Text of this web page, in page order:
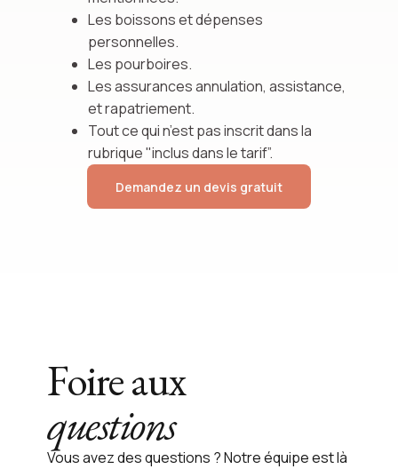
Les boissons et dépenses
personnelles.
Les pourboires.
Les assurances annulation, assistance,
et rapatriement.
Tout ce qui n’est pas inscrit dans la
rubrique "inclus dans le tarif”.
Demandez un devis gratuit
Foire aux
questions
Vous avez des questions ? Notre équipe est là